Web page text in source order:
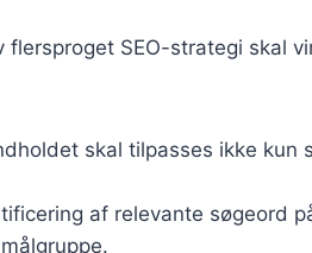
SEO-strategi skal
skal tilpasses ikke kun
af relevante søgeord